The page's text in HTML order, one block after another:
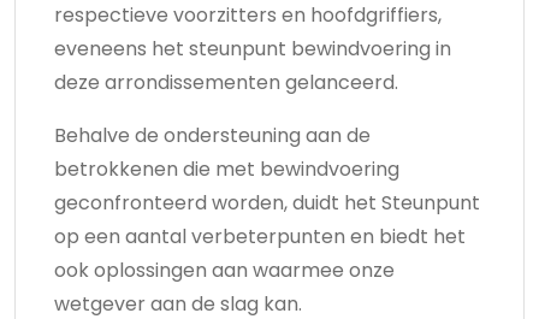
respectieve voorzitters en hoofdgriffiers,
eveneens het steunpunt bewindvoering in
deze arrondissementen gelanceerd.
Behalve de ondersteuning aan de
betrokkenen die met bewindvoering
geconfronteerd worden, duidt het Steunpunt
op een aantal verbeterpunten en biedt het
ook oplossingen aan waarmee onze
wetgever aan de slag kan.